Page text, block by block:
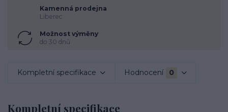
Kamenná prodejna
Liberec
Možnost výměny
do 30 dnů
Kompletní specifikace Hodnocení 0
Kompletní specifikace